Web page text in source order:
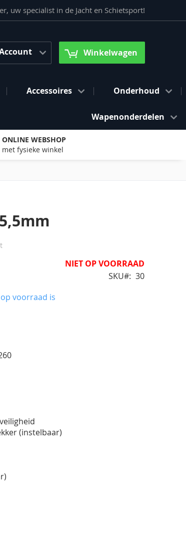
uw specialist in de Jacht en Schietsport!
Winkelwagen
Accessoires Onderhoud
Wapenonderdelen
ONLINE WEBSHOP
met fysieke winkel
NIET OP VOORRAAD
SKU
30
voorraad is
(instelbaar)